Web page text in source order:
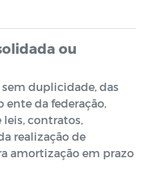
ou
duplicidade, das
da federação,
contratos,
realização de
amortização em prazo